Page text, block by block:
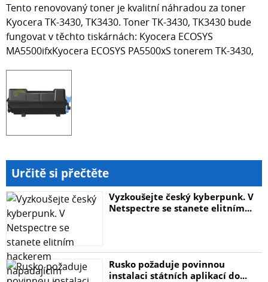
Tento renovovaný toner je kvalitní náhradou za toner
Kyocera TK-3430, TK3430. Toner TK-3430, TK3430 bude
fungovat v těchto tiskárnách: Kyocera ECOSYS
MA5500ifxKyocera ECOSYS PA5500xS tonerem TK-3430,
Určitě si přečtěte
Vyzkoušejte český kyberpunk. V
Netspectre se stanete elitním...
Rusko požaduje povinnou
instalaci státních aplikací do...